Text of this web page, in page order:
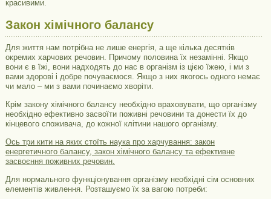
красивими.
Закон хімічного балансу
Для життя нам потрібна не лише енергія, а ще кілька десятків
окремих харчових речовин. Причому половина їх незамінні. Якщо
вони є в їжі, вони надходять до нас в організм із цією їжею, і ми з
вами здорові і добре почуваємося. Якщо з них якогось одного немає
чи мало – ми з вами починаємо хворіти.
Крім закону хімічного балансу необхідно враховувати, що організму
необхідно ефективно засвоїти поживні речовини та донести їх до
кінцевого споживача, до кожної клітини нашого організму.
Ось три кити на яких стоїть наука про харчування: закон
енергетичного балансу, закон хімічного балансу та ефективне
засвоєння поживних речовин.
Для нормального функціонування організму необхідні сім основних
елементів живлення. Розташуємо їх за вагою потреби: